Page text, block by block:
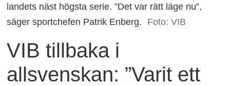
landets näst högsta serie. ”Det var rätt läge nu”,
säger sportchefen Patrik Enberg.
Foto: VIB
VIB tillbaka i
allsvenskan: ”Varit ett